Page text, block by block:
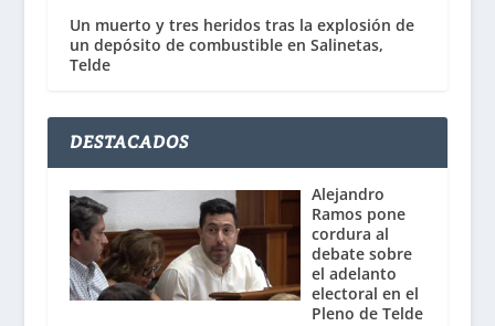
Un muerto y tres heridos tras la explosión de
un depósito de combustible en Salinetas,
Telde
DESTACADOS
Alejandro
Ramos pone
cordura al
debate sobre
el adelanto
electoral en el
Pleno de Telde